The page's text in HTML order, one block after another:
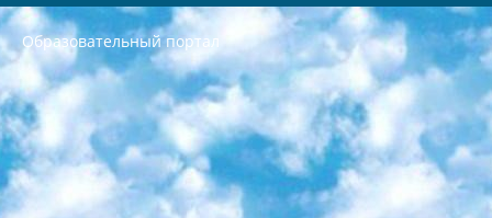
Образовательный портал
РЕСПУБЛИКА УЗБЕКИСТАН МИНИСТРЕРСТВО ДОШКОЛЬНОГО И ШКОЛЬНОГО ОБРАЗОВАНИЯ КОМАНДА в общеобразовательных учреждениях в 2023-2024 учебном году организация и проведение итоговой государственной аттестации обучающихся о Министра дошкольного и школьного образования Республики Узбекистан от 4 марта 2008 года (постановлением Минюста от 20 марта 2008 года № 1778 государственной регистрации) «Итоговое состояние учащихся общего среднего образования на основании положения об утверждении положения об аттестации общего среднего образования выпускной экзамен студентов в образовательных учреждениях в 2023-2024 учебном году В целях организации и прохождения аттестации приказываю: 1. Следующее: перечень предметов, по которым будет проводиться итоговая государственная аттестация и экзамен формы перевода согласно приложению 1; сертификаты международного образца, оценивающие уровень владения иностранными языками перечень согласно приложению 2; 2. Педагогический при специализированных образовательных учреждениях. научно-практический центр квалификации и международной оценки (Д.Давидова) 2024 г. До 25 марта: задания по предметам, по которым будет проводиться итоговая аттестация разработка и утверждение технических условий; итоговая аттестация на основании разработанного предметного задания разработка вопросов по предметам (устно и письменно), экзамен передача; общеобразовательные средние школы и специальные учебные заведения учащиеся выпускных классов школ и интернатов в агентской системе подготовка базы данных экзаменационных материалов и критериев оценки; перевод базы экзаменационных материалов на все языки обучения подать в Республиканский образовательный центр для изготовления; варианты экзаменов на основе разработанных контрольных материалов пусть будут поставлены задачи формирования. 3. Республиканский образовательный центр (Ш.Худайкулов) до 5 апреля 2024 года. до: база данных предоставленных экзаменационных материалов на все языки обучения перевод и экспертиза; для слепых, слабовидящих, глухих, слабослышащих и умственно отсталых детей учащиеся выпускных классов специализированных школ и школ-интернатов база данных экзаменационных материалов на всех преподаваемых языках подготовка критериев оценки; специализированные школы для умственно отсталых детей и технологии для учащихся выпускных классов школ-интернатов разработка соответствующих рекомендаций и критериев проведения ЕГЭ по естествознанию давать задания. 4. Педагогический при специализированных образовательных учреждениях. Научно-практический центр навыков и международной оценки (Д.Давидова), Республика образовательный центр (Худайкулов Ш.) итоговый государственный аттестационный экзамен ориентирован на творческое и логическое мышление при подготовке базы материалов учитывать введение заданий. 5. Следует отметить, что: сертификат государственного образца о знании общеобразовательного предмета и как минимум национальный уровень B1 по предметам на иностранных языках, указанным в Приложении 2. или международно признанный сертификат эквивалентного уровня студенты, изучающие определенный предмет, освобождаются от экзамена; по соответствующим предметам запланирована итоговая государственная аттестация за день до дня, путем жеребьевки Рабочей группой (в письменной форме по предметам, проводимым в форме) из числа сформированных вариантов выбрано 2 варианта; 2 выбранных варианта экзамена анонсированы на официальном сайте министерства и все выпускники по всей стране на основе этих вариантов проводит итоговую государственную аттестацию. 6. Государственное образование учащихся средних общеобразовательных учреждений. знания в соответствии с квалификационными требованиями, которые необходимо приобрести на основании стандартов итоговый (выпускной) контроль для 9 и 11 классов в целях тестирования Экзамены (далее – экзамены) состоят из предметов, перечисленных в приложении 1. будет сделано. 7. Экзамены пройдут с 26 мая по 15 июня 2024 г. (кроме науки физического воспитания). 8. Физическая для учащихся 9 классов общесредних образовательных учреждений. Экзамены по предмету «Образование, квалификация медицина» 1-6 мая 2024 года. сотрудники перевести под присмотр (с отклонениями в физическом или умственном развитии) специализированная школа для детей, школы-интернаты и со сколиозом школы-интернаты санаторного типа для больных детей исключены). 9. Он был слепым, слабовидящим и имел нарушения опорно-двигательного аппарата. экзамены в специализированных школах и интернатах для детей должны проводиться исходя из требований, предъявляемых к общеобразовательным учреждениям (физкультура кроме науки). 10. Специализированная школа для глухих и слабослышащих детей. и экзамены в интернатах и быть реализован в виде письменного теста по математике. 11. Специальность для умственно отсталых детей. Для 9 класса Родной язык и литературное письмо Государственный язык (язык обучения – узбекский). для неклассов) написано Математическое письмо Письменная/устная история Узбекистана Физическое воспитание практично Итоговый контроль Для 11 класса Написание родного языка и литературы (эссе) Математическое письмо Узбекский язык (обучение на узбекском языке) не посещающее общее среднее образование для учреждений)/Образовательное учреждение выбор письменный и устный Иностранный язык письменный/устный Письменная/устная история Узбекистана *По выбору студента:  Химия  Физика  Основы государственного права  География 10 бесплатных образовательных ресурсов - Мы составили подборку онлайн-проектов с интерактивными упражнениями, видеолекциями и статьями. Они помогут вам обрести новые и освежить старые знания бесплатно. 1. «ИНТУИТ» Старейшая образовательная площадка Рунета. Здесь вы найдёте сотни текстовых и видеокурсов на десятки различных тем — от программирования до психологии. Многие курсы подготовлены российскими университетами и крупными международными компаниями вроде Intel и Microsoft. Самостоятельное обучение бесплатное, но желающие могут оплатить услуги персональных наставников. 2. «Смартия» знакомит с актуальными профессиями и подсказывает, как им обучаться. Выбрав заинтересовавшую вас специальность — SMM-специалист, фотограф, веб-дизайнер или другую, — увидите список необходимых для неё умений. Чтобы вы могли освоить их самостоятельно, для каждого умения площадка отображает подборку ссылок на учебные материалы. Хотя «Смартия» ориентируется на русскоязычную аудиторию, часть контента всё же доступна только на английском. 3. «Лекторий Физтеха» Проект Московского физико-технического института (Физтеха). С его помощью вы можете смотреть онлайн серии лекций, записанные на видео в этом вузе. В числе доступных предметов — физика, биология, химия, информационные технологии и другие. К некоторым лекциям администрация ресурса прилагает готовые конспекты, которые можно скачивать в PDF-формате. 4. ITMOcourses Онлайн-площадка Санкт-Петербургского национального исследовательского университета информационных технологий, механики и оптики (ИТМО). Ресурс предоставляет свободный доступ к курсам, разработанным в этом вузе. Каталог материалов разбит на четыре категории: «Оптические системы и технологии», «Приборостроение и робототехника», «Информационные технологии» и «Биотехнологии». Курсы состоят из видеолекций, интерактивных демонстраций и заданий. 5. «КиберЛенинка» Электронная научная библиотека открытого доступа. Каталог площадки регулярно обрастает текстами статей из различных научных изданий. Сгруппированные по журналам и рубрикам публикации можно читать онлайн или скачивать целиком в PDF-формате. Проект нацелен на популяризацию науки за счёт открытого доступа к качественной информации. 6. «ПостНаука» На этом ресурсе публикуют подборки видеолекций, составленные экспертами из разных отраслей и объединённые общими темами. Среди них, к примеру, есть серии «Биоинформатика и геномика», «Культура средневековой Скандинавии» и Cinema Studies о теории кино. Каждая подборка лекций — логически связанная история, рассказанная экспертом от первого лица. Кроме того, на сайте появляются научно-образовательные статьи и тесты на разные темы. 7. «Newочём» Команда проекта «Newочём» отбирает самые интересные тексты из англоязычных СМИ и переводит те из них, за которые голосуют участники сообщества «ВКонтакте». По большей части это научно-популярные статьи. Редакторы придумывают лишь заголовки, в остальном содержание переводов соответствует оригиналам. Полные тексты можно читать прямо в социальной сети. 8. InternetUrok Онлайн-база материалов по основным дисциплинам школьной программы. Информация на сайте структурирована по классам, предметам и темам (урокам). Каждый урок состоит из видеолекций и конспектов. Есть также интерактивные тренажёры и тесты для закрепления пройденного материала. Даже если вы давно окончили школу, возможность повторить программу старших классов всегда может пригодиться. 9. Edutainme Ещё один ресурс об образовании. В отличие от Newtonew, как мне кажется, Edutainme больше ориентируется на представителей индустрии: педагогов, предпринимателей, разработчиков образовательных проектов. Но и любой, кто просто стремится к саморазвитию, найдёт на сайте много полезного и интересного для себя. Например, информацию о новых курсах и образовательных сервисах. 10. Newtonew Онлайн-медиа об образовании и обучении в широком смысле. Авторы Newtonew пишут об инструментах, заведениях, тактиках и стратегиях, которые помогают учить других и получать новые знания самостоятельно. На этой площадке вы найдёте новости, обзоры, аналитические мат